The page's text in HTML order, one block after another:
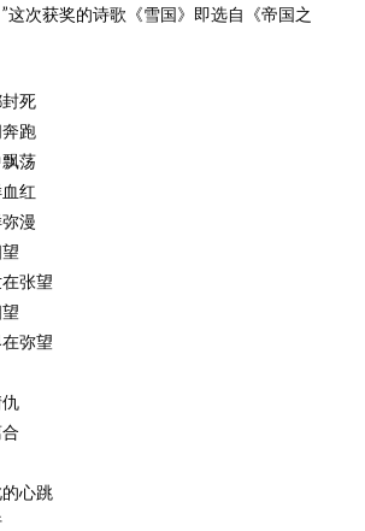
这次获奖的诗歌《雪国》即选自《帝国之
死
跑
荡
红
漫
张望
弥望
心跳